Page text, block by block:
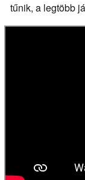
tűnik, a legtöbb